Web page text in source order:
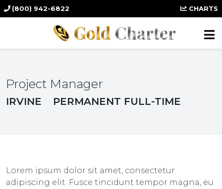
(800) 942-6822 CHARTS
Project Manager
IRVINE PERMANENT FULL-TIME
Lorem ipsum dolor sit amet, consectetur
adipiscing elit. Fusce tincidunt tempor magna, eu